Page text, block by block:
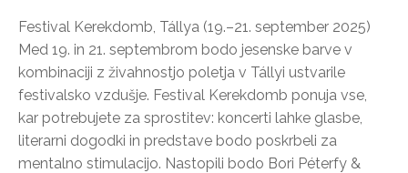
Festival Kerekdomb, Tállya (19.–21. september 2025)
Med 19. in 21. septembrom bodo jesenske barve v
kombinaciji z živahnostjo poletja v Tállyi ustvarile
festivalsko vzdušje. Festival Kerekdomb ponuja vse,
kar potrebujete za sprostitev: koncerti lahke glasbe,
literarni dogodki in predstave bodo poskrbeli za
mentalno stimulacijo. Nastopili bodo Bori Péterfy &